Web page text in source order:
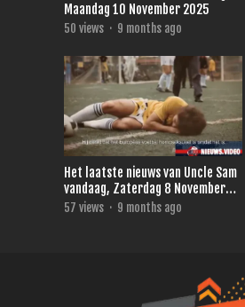
Maandag 10 November 2025
50 views · 9 months ago
Het laatste nieuws van Uncle Sam
vandaag, Zaterdag 8 November
2025
57 views · 9 months ago